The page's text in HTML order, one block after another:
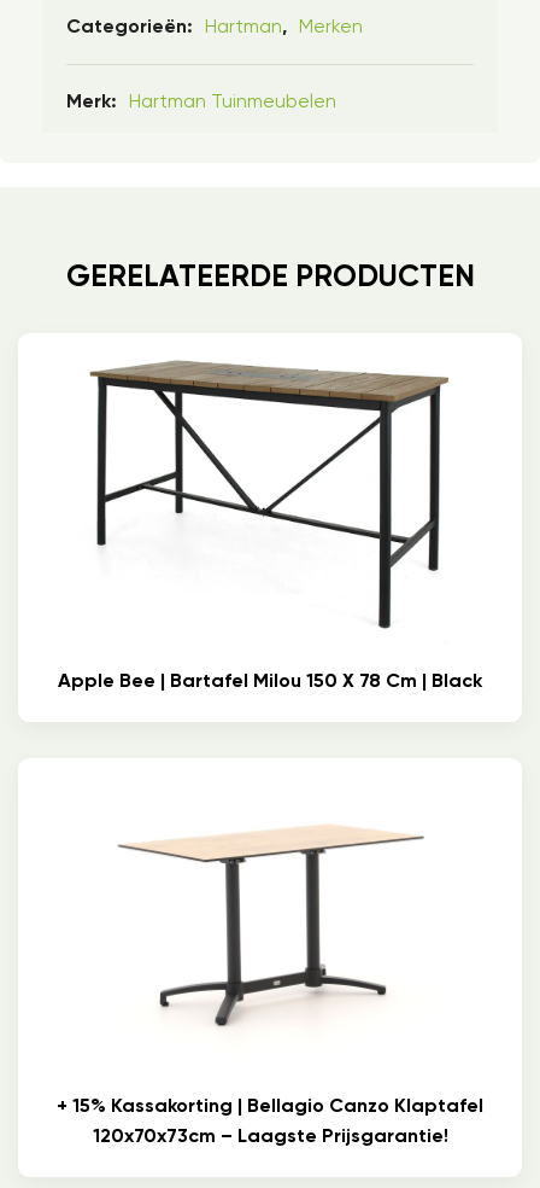
Categorieën: Hartman, Merken
Merk: Hartman Tuinmeubelen
GERELATEERDE PRODUCTEN
Apple Bee | Bartafel Milou 150 X 78 Cm | Black
+ 15% Kassakorting | Bellagio Canzo Klaptafel
120x70x73cm – Laagste Prijsgarantie!